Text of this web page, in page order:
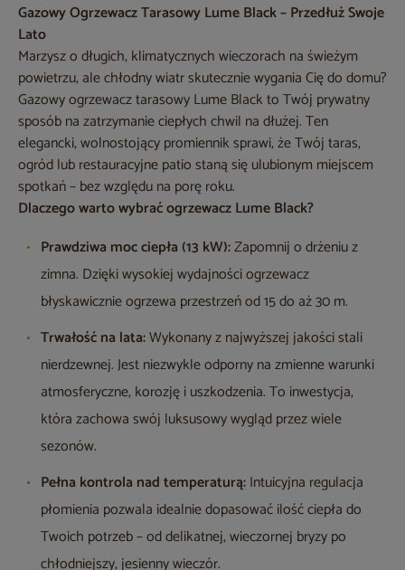
Gazowy Ogrzewacz Tarasowy Lume Black – Przedłuż Swoje
Lato
Marzysz o długich, klimatycznych wieczorach na świeżym
powietrzu, ale chłodny wiatr skutecznie wygania Cię do domu?
Gazowy ogrzewacz tarasowy Lume Black to Twój prywatny
sposób na zatrzymanie ciepłych chwil na dłużej. Ten
elegancki, wolnostojący promiennik sprawi, że Twój taras,
ogród lub restauracyjne patio staną się ulubionym miejscem
spotkań – bez względu na porę roku.
Dlaczego warto wybrać ogrzewacz Lume Black?
Prawdziwa moc ciepła (13 kW):Zapomnij o drżeniu z
zimna. Dzięki wysokiej wydajności ogrzewacz
błyskawicznie ogrzewa przestrzeń od 15 do aż 30 m.
Trwałość na lata:Wykonany z najwyższej jakości stali
nierdzewnej. Jest niezwykle odporny na zmienne warunki
atmosferyczne, korozję i uszkodzenia. To inwestycja,
która zachowa swój luksusowy wygląd przez wiele
sezonów.
Pełna kontrola nad temperaturą:Intuicyjna regulacja
płomienia pozwala idealnie dopasować ilość ciepła do
Twoich potrzeb – od delikatnej, wieczornej bryzy po
chłodniejszy, jesienny wieczór.